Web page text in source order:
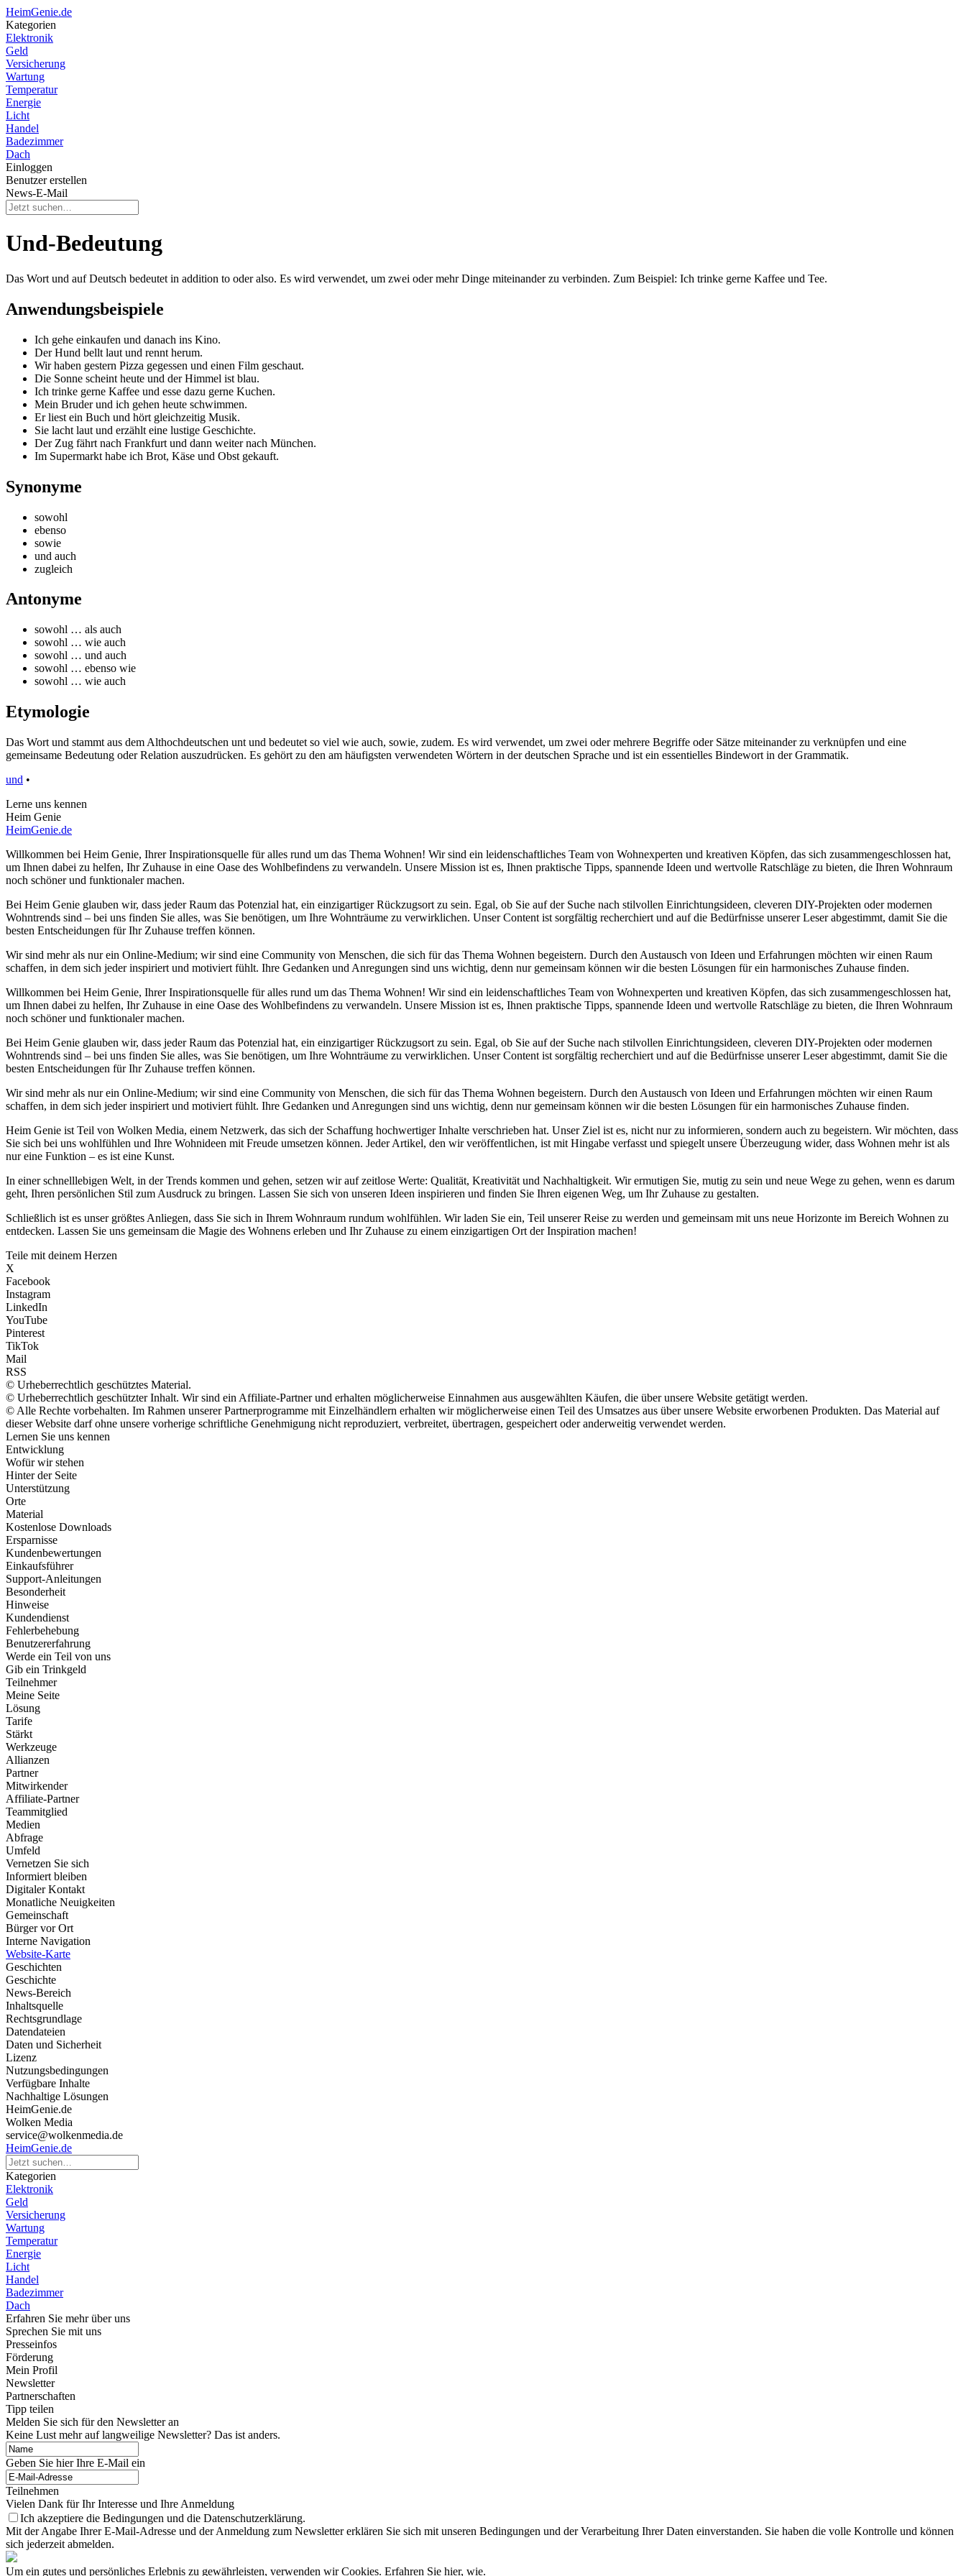
HeimGenie.de
Kategorien
Elektronik
Geld
Versicherung
Wartung
Temperatur
Energie
Licht
Handel
Badezimmer
Dach
Einloggen
Benutzer erstellen
News-E-Mail
Und-Bedeutung
Das Wort und auf Deutsch bedeutet in addition to oder also. Es wird verwendet, um zwei oder mehr Dinge miteinander zu verbinden. Zum Beispiel: Ich trinke gerne Kaffee und Tee.
Anwendungsbeispiele
Ich gehe einkaufen und danach ins Kino.
Der Hund bellt laut und rennt herum.
Wir haben gestern Pizza gegessen und einen Film geschaut.
Die Sonne scheint heute und der Himmel ist blau.
Ich trinke gerne Kaffee und esse dazu gerne Kuchen.
Mein Bruder und ich gehen heute schwimmen.
Er liest ein Buch und hört gleichzeitig Musik.
Sie lacht laut und erzählt eine lustige Geschichte.
Der Zug fährt nach Frankfurt und dann weiter nach München.
Im Supermarkt habe ich Brot, Käse und Obst gekauft.
Synonyme
sowohl
ebenso
sowie
und auch
zugleich
Antonyme
sowohl … als auch
sowohl … wie auch
sowohl … und auch
sowohl … ebenso wie
sowohl … wie auch
Etymologie
Das Wort und stammt aus dem Althochdeutschen unt und bedeutet so viel wie auch, sowie, zudem. Es wird verwendet, um zwei oder mehrere Begriffe oder Sätze miteinander zu verknüpfen und eine
gemeinsame Bedeutung oder Relation auszudrücken. Es gehört zu den am häufigsten verwendeten Wörtern in der deutschen Sprache und ist ein essentielles Bindewort in der Grammatik.
und •
Lerne uns kennen
Heim Genie
HeimGenie.de
Willkommen bei Heim Genie, Ihrer Inspirationsquelle für alles rund um das Thema Wohnen! Wir sind ein leidenschaftliches Team von Wohnexperten und kreativen Köpfen, das sich zusammengeschlossen hat,
um Ihnen dabei zu helfen, Ihr Zuhause in eine Oase des Wohlbefindens zu verwandeln. Unsere Mission ist es, Ihnen praktische Tipps, spannende Ideen und wertvolle Ratschläge zu bieten, die Ihren Wohnraum
noch schöner und funktionaler machen.
Bei Heim Genie glauben wir, dass jeder Raum das Potenzial hat, ein einzigartiger Rückzugsort zu sein. Egal, ob Sie auf der Suche nach stilvollen Einrichtungsideen, cleveren DIY-Projekten oder modernen
Wohntrends sind – bei uns finden Sie alles, was Sie benötigen, um Ihre Wohnträume zu verwirklichen. Unser Content ist sorgfältig recherchiert und auf die Bedürfnisse unserer Leser abgestimmt, damit Sie die
besten Entscheidungen für Ihr Zuhause treffen können.
Wir sind mehr als nur ein Online-Medium; wir sind eine Community von Menschen, die sich für das Thema Wohnen begeistern. Durch den Austausch von Ideen und Erfahrungen möchten wir einen Raum
schaffen, in dem sich jeder inspiriert und motiviert fühlt. Ihre Gedanken und Anregungen sind uns wichtig, denn nur gemeinsam können wir die besten Lösungen für ein harmonisches Zuhause finden.
Willkommen bei Heim Genie, Ihrer Inspirationsquelle für alles rund um das Thema Wohnen! Wir sind ein leidenschaftliches Team von Wohnexperten und kreativen Köpfen, das sich zusammengeschlossen hat,
um Ihnen dabei zu helfen, Ihr Zuhause in eine Oase des Wohlbefindens zu verwandeln. Unsere Mission ist es, Ihnen praktische Tipps, spannende Ideen und wertvolle Ratschläge zu bieten, die Ihren Wohnraum
noch schöner und funktionaler machen.
Bei Heim Genie glauben wir, dass jeder Raum das Potenzial hat, ein einzigartiger Rückzugsort zu sein. Egal, ob Sie auf der Suche nach stilvollen Einrichtungsideen, cleveren DIY-Projekten oder modernen
Wohntrends sind – bei uns finden Sie alles, was Sie benötigen, um Ihre Wohnträume zu verwirklichen. Unser Content ist sorgfältig recherchiert und auf die Bedürfnisse unserer Leser abgestimmt, damit Sie die
besten Entscheidungen für Ihr Zuhause treffen können.
Wir sind mehr als nur ein Online-Medium; wir sind eine Community von Menschen, die sich für das Thema Wohnen begeistern. Durch den Austausch von Ideen und Erfahrungen möchten wir einen Raum
schaffen, in dem sich jeder inspiriert und motiviert fühlt. Ihre Gedanken und Anregungen sind uns wichtig, denn nur gemeinsam können wir die besten Lösungen für ein harmonisches Zuhause finden.
Heim Genie ist Teil von Wolken Media, einem Netzwerk, das sich der Schaffung hochwertiger Inhalte verschrieben hat. Unser Ziel ist es, nicht nur zu informieren, sondern auch zu begeistern. Wir möchten, dass
Sie sich bei uns wohlfühlen und Ihre Wohnideen mit Freude umsetzen können. Jeder Artikel, den wir veröffentlichen, ist mit Hingabe verfasst und spiegelt unsere Überzeugung wider, dass Wohnen mehr ist als
nur eine Funktion – es ist eine Kunst.
In einer schnelllebigen Welt, in der Trends kommen und gehen, setzen wir auf zeitlose Werte: Qualität, Kreativität und Nachhaltigkeit. Wir ermutigen Sie, mutig zu sein und neue Wege zu gehen, wenn es darum
geht, Ihren persönlichen Stil zum Ausdruck zu bringen. Lassen Sie sich von unseren Ideen inspirieren und finden Sie Ihren eigenen Weg, um Ihr Zuhause zu gestalten.
Schließlich ist es unser größtes Anliegen, dass Sie sich in Ihrem Wohnraum rundum wohlfühlen. Wir laden Sie ein, Teil unserer Reise zu werden und gemeinsam mit uns neue Horizonte im Bereich Wohnen zu
entdecken. Lassen Sie uns gemeinsam die Magie des Wohnens erleben und Ihr Zuhause zu einem einzigartigen Ort der Inspiration machen!
Teile mit deinem Herzen
X
Facebook
Instagram
LinkedIn
YouTube
Pinterest
TikTok
Mail
RSS
© Urheberrechtlich geschütztes Material.
© Urheberrechtlich geschützter Inhalt. Wir sind ein Affiliate-Partner und erhalten möglicherweise Einnahmen aus ausgewählten Käufen, die über unsere Website getätigt werden.
© Alle Rechte vorbehalten. Im Rahmen unserer Partnerprogramme mit Einzelhändlern erhalten wir möglicherweise einen Teil des Umsatzes aus über unsere Website erworbenen Produkten. Das Material auf
dieser Website darf ohne unsere vorherige schriftliche Genehmigung nicht reproduziert, verbreitet, übertragen, gespeichert oder anderweitig verwendet werden.
Lernen Sie uns kennen
Entwicklung
Wofür wir stehen
Hinter der Seite
Unterstützung
Orte
Material
Kostenlose Downloads
Ersparnisse
Kundenbewertungen
Einkaufsführer
Support-Anleitungen
Besonderheit
Hinweise
Kundendienst
Fehlerbehebung
Benutzererfahrung
Werde ein Teil von uns
Gib ein Trinkgeld
Teilnehmer
Meine Seite
Lösung
Tarife
Stärkt
Werkzeuge
Allianzen
Partner
Mitwirkender
Affiliate-Partner
Teammitglied
Medien
Abfrage
Umfeld
Vernetzen Sie sich
Informiert bleiben
Digitaler Kontakt
Monatliche Neuigkeiten
Gemeinschaft
Bürger vor Ort
Interne Navigation
Website-Karte
Geschichten
Geschichte
News-Bereich
Inhaltsquelle
Rechtsgrundlage
Datendateien
Daten und Sicherheit
Lizenz
Nutzungsbedingungen
Verfügbare Inhalte
Nachhaltige Lösungen
HeimGenie.de
Wolken Media
service@wolkenmedia.de
HeimGenie.de
Kategorien
Elektronik
Geld
Versicherung
Wartung
Temperatur
Energie
Licht
Handel
Badezimmer
Dach
Erfahren Sie mehr über uns
Sprechen Sie mit uns
Presseinfos
Förderung
Mein Profil
Newsletter
Partnerschaften
Tipp teilen
Melden Sie sich für den Newsletter an
Keine Lust mehr auf langweilige Newsletter? Das ist anders.
Geben Sie hier Ihre E-Mail ein
Teilnehmen
Vielen Dank für Ihr Interesse und Ihre Anmeldung
Ich akzeptiere die Bedingungen und die Datenschutzerklärung.
Mit der Angabe Ihrer E-Mail-Adresse und der Anmeldung zum Newsletter erklären Sie sich mit unseren Bedingungen und der Verarbeitung Ihrer Daten einverstanden. Sie haben die volle Kontrolle und können
sich jederzeit abmelden.
Um ein gutes und persönliches Erlebnis zu gewährleisten, verwenden wir Cookies. Erfahren Sie hier, wie.